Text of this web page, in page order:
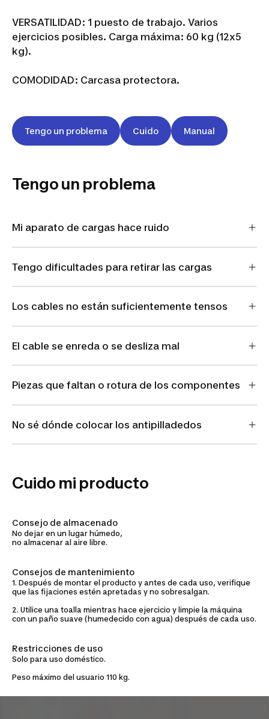
VERSATILIDAD: 1 puesto de trabajo. Varios
ejercicios posibles. Carga máxima: 60 kg (12x5
kg).
COMODIDAD: Carcasa protectora.
Tengo un problema Cuido Manual
Tengo un problema
Mi aparato de cargas hace ruido
Tengo dificultades para retirar las cargas
Los cables no están suficientemente tensos
El cable se enreda o se desliza mal
Piezas que faltan o rotura de los componentes
No sé dónde colocar los antipilladedos
Cuido mi producto
Consejo de almacenado
No dejar en un lugar húmedo,
no almacenar al aire libre.
Consejos de mantenimiento
1. Después de montar el producto y antes de cada uso, verifique
que las fijaciones estén apretadas y no sobresalgan.
2. Utilice una toalla mientras hace ejercicio y limpie la máquina
con un paño suave (humedecido con agua) después de cada uso.
Restricciones de uso
Solo para uso doméstico.
Peso máximo del usuario 110 kg.